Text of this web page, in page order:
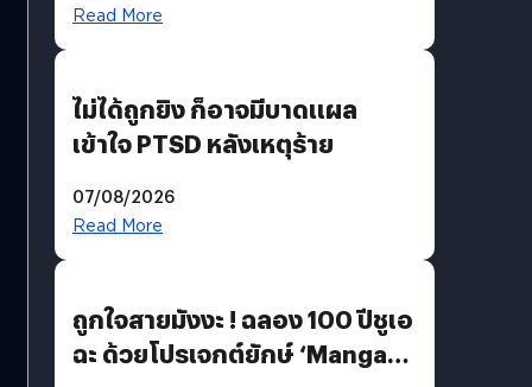
Read More
ไม่ได้ถูกยิง ก็อาจมีบาดแผล
เข้าใจ PTSD หลังเหตุร้าย
07/08/2026
Read More
ถูกใจสายมังงะ ! ฉลอง 100 ปีชูเอ
ฉะ ด้วยโปรเจกต์ยักษ์ ‘Manga